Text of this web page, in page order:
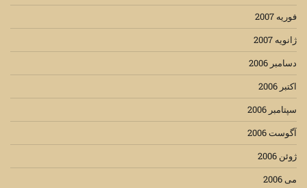
فوریه 2007
ژانویه 2007
دسامبر 2006
اکتبر 2006
سپتامبر 2006
آگوست 2006
ژوئن 2006
می 2006